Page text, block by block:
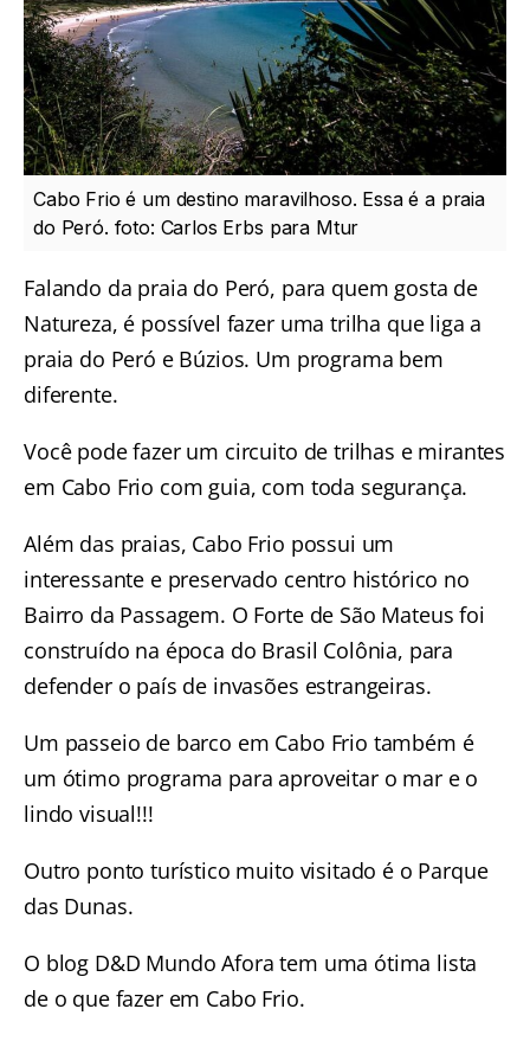
Cabo Frio é um destino maravilhoso. Essa é a praia
do Peró. foto: Carlos Erbs para Mtur
Falando da praia do Peró, para quem gosta de
Natureza, é possível fazer umatrilha que liga a
praia do Peró e Búzios. Um programa bem
diferente.
Você pode fazer um circuito detrilhas e mirantes
em Cabo Frio com guia, com toda segurança.
Além das praias, Cabo Frio possui um
interessante e preservado centro histórico no
Bairro da Passagem. O Forte de São Mateus foi
construído na época do Brasil Colônia, para
defender o país de invasões estrangeiras.
Um passeio de barco em Cabo Frio também é
um ótimo programa para aproveitar o mar e o
lindo visual!!!
Outro ponto turístico muito visitado é o Parque
das Dunas.
O blog D&D Mundo Afora tem uma ótima lista
de o que fazer em Cabo Frio.